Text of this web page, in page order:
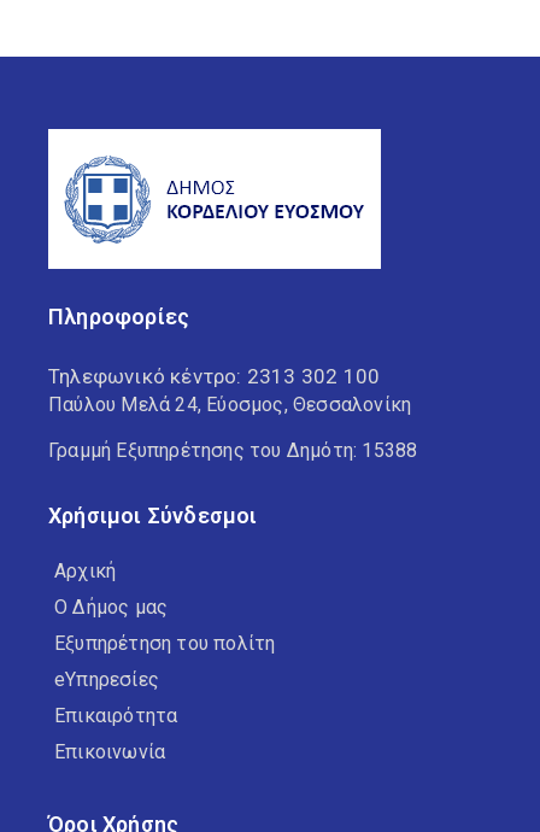
Πληροφορίες
Τηλεφωνικό κέντρο: 2313 302 100
Παύλου Μελά 24, Εύοσμος, Θεσσαλονίκη
Γραμμή Εξυπηρέτησης του Δημότη: 15388
Χρήσιμοι Σύνδεσμοι
Αρχική
Ο Δήμος μας
Εξυπηρέτηση του πολίτη
eΥπηρεσίες
Επικαιρότητα
Επικοινωνία
Όροι Χρήσης